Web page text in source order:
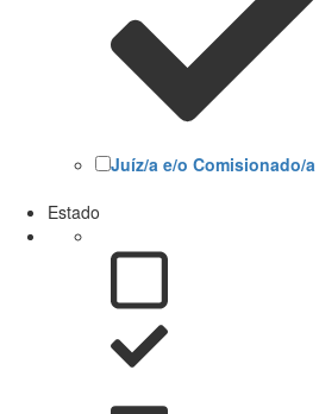
Juíz/a e/o Comisionado/a
Estado